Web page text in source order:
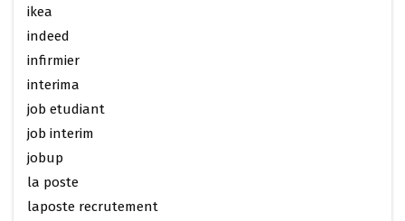
ikea
indeed
infirmier
interima
job etudiant
job interim
jobup
la poste
laposte recrutement